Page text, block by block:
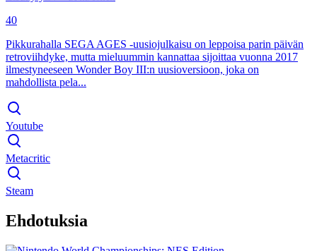
40
Pikkurahalla SEGA AGES -uusiojulkaisu on leppoisa parin päivän
retroviihdyke, mutta mieluummin kannattaa sijoittaa vuonna 2017
ilmestyneeseen Wonder Boy III:n uusioversioon, joka on
mahdollista pela...
Youtube
Metacritic
Steam
Ehdotuksia